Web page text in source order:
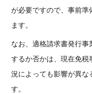
が必要ですので、事前準
ます。
なお、適格請求書発行
するか否かは、現在免税
況によっても影響が異な
す。